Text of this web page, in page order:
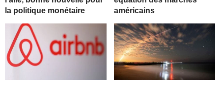
la politique monétaire
américains